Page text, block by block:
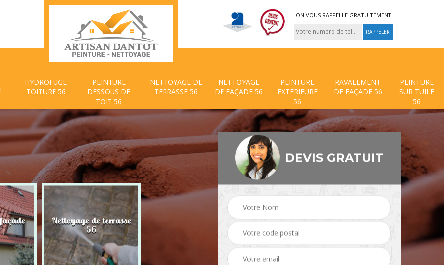
ON VOUS RAPPELLE GRATUITEMENT
HYDROFUGE
TOITURE 56
PEINTURE
DESSOUS DE
TOIT 56
NETTOYAGE DE
TERRASSE 56
NETTOYAGE
DE FAÇADE 56
PEINTURE
EXTÉRIEURE
56
RAVALEMENT
DE FAÇADE 56
PEINTURE
SUR TUILE
56
Nettoyage de terrasse
56 Hydrofuge toiture 56 Traitement anti
DEVIS GRATUIT